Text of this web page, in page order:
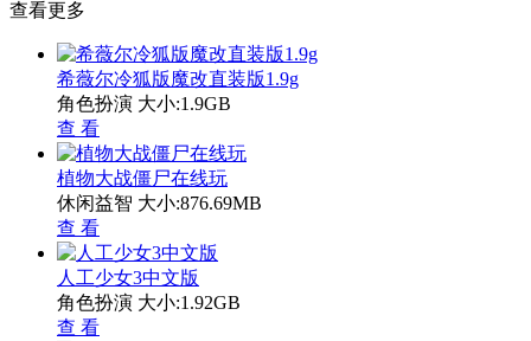
查看更多
希薇尔冷狐版魔改直装版1.9g
角色扮演 大小:1.9GB
查 看
植物大战僵尸在线玩
休闲益智 大小:876.69MB
查 看
人工少女3中文版
角色扮演 大小:1.92GB
查 看